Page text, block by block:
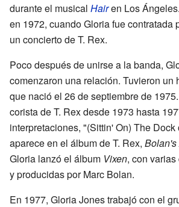
durante el musical Hairen Los
en 1972, cuando Gloria fue contratada
un concierto de T. Rex.
Poco después de unirse a la banda,
comenzaron una relación. Tuvieron un
que nació el 26 de septiembre de
corista de T. Rex desde 1973 hasta
interpretaciones, "(Sittin' On) The Dock
aparece en el álbum de T. Rex,
Gloria lanzó el álbum Vixen, con
y producidas por Marc Bolan.
En 1977, Gloria Jones trabajó con el